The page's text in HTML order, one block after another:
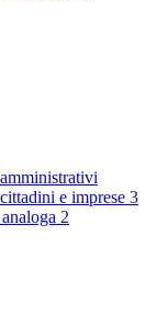
e imprese 3
2